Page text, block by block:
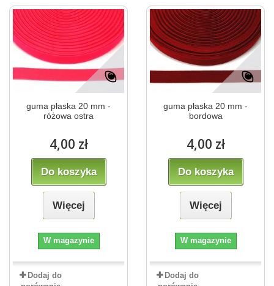
guma płaska 20 mm -
różowa ostra
4,00 zł
Do koszyka
Więcej
W magazynie
Dodaj do
guma płaska 20 mm -
bordowa
4,00 zł
Do koszyka
Więcej
W magazynie
Dodaj do